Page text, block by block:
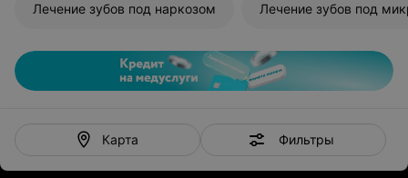
Лечение зубов под наркозом Лечение зубов под
Карта Фильтры